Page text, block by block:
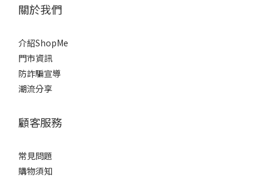
關於我們
介紹ShopMe
門市資訊
防詐騙宣導
潮流分享
顧客服務
常見問題
購物須知